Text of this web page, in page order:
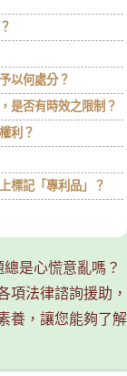
以何處分？
是否有時效之限制？
利？
標記「專利品」？
是心慌意亂嗎？
項法律諮詢援助，
養，讓您能夠了解